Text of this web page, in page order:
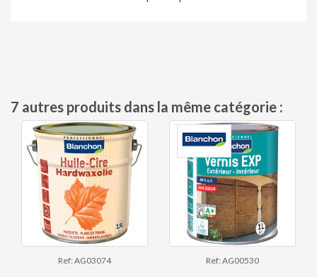
7 autres produits dans la même catégorie :
Ref: AG03074 Ref: AG00530